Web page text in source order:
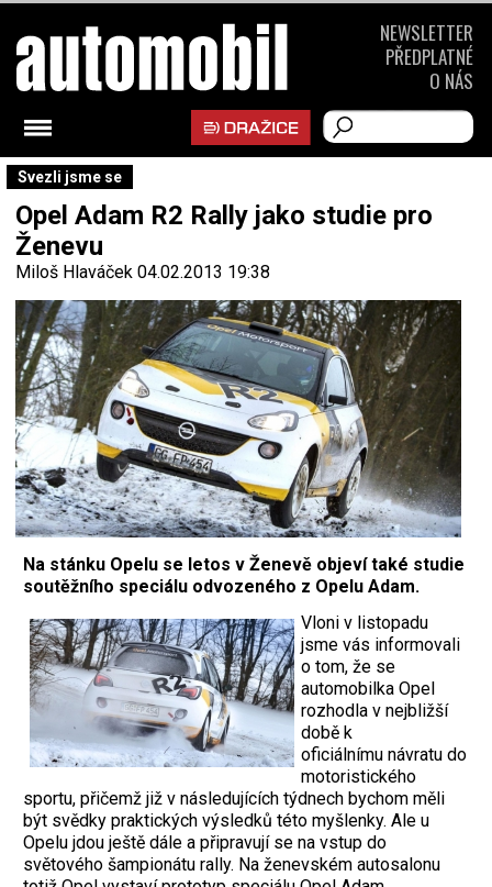
Svezli jsme se
Opel Adam R2 Rally jako studie pro
Ženevu
Miloš Hlaváček 04.02.2013 19:38
Na stánku Opelu se letos v Ženevě objeví také studie
soutěžního speciálu odvozeného z Opelu Adam.
Vloni v listopadu
jsme vás informovali
o tom, že se
automobilka Opel
rozhodla v nejbližší
době k
oficiálnímu návratu do
motoristického
sportu, přičemž již v následujících týdnech bychom měli
být svědky praktických výsledků této myšlenky. Ale u
Opelu jdou ještě dále a připravují se na vstup do
světového šampionátu rally. Na ženevském autosalonu
NEWSLETTER
PŘEDPLATNÉ
O NÁS